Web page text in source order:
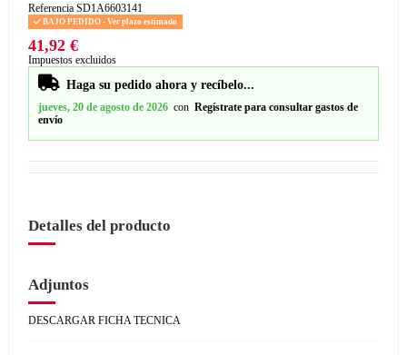
Referencia SD1A6603141
BAJO PEDIDO - Ver plazo estimado
41,92 €
Impuestos excluidos
Haga su pedido ahora y recíbelo...
jueves, 20 de agosto de 2026 con Regístrate para consultar gastos de
envío
Detalles del producto
Adjuntos
DESCARGAR FICHA TECNICA